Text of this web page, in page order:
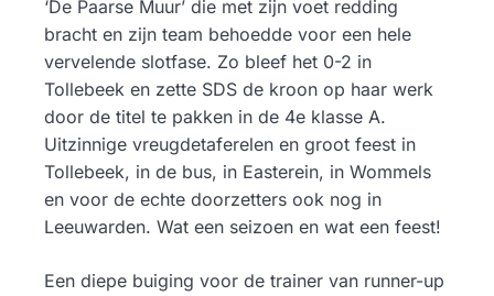
‘De Paarse Muur’ die met zijn voet redding
bracht en zijn team behoedde voor een hele
vervelende slotfase. Zo bleef het 0-2 in
Tollebeek en zette SDS de kroon op haar werk
door de titel te pakken in de 4e klasse A.
Uitzinnige vreugdetaferelen en groot feest in
Tollebeek, in de bus, in Easterein, in Wommels
en voor de echte doorzetters ook nog in
Leeuwarden. Wat een seizoen en wat een feest!
Een diepe buiging voor de trainer van runner-up